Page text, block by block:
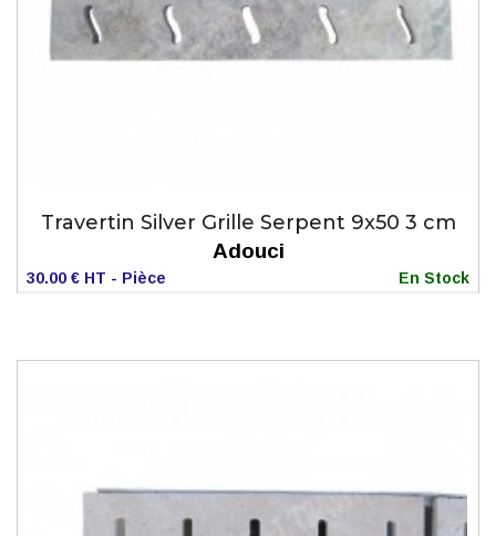
Travertin Silver Grille Serpent 9x50 3 cm
Adouci
30.00 € HT - Pièce En Stock